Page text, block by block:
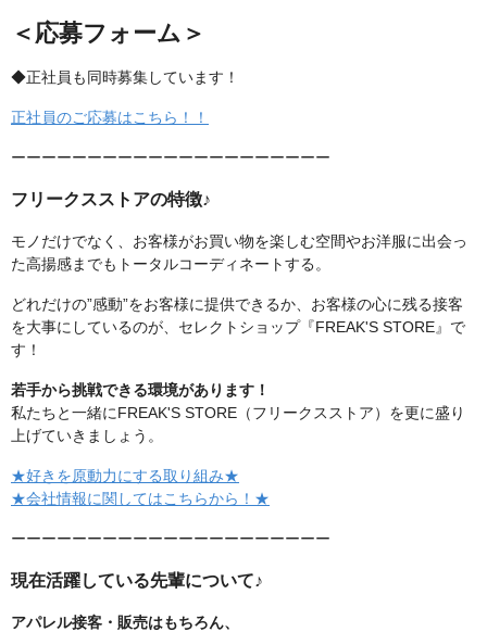
＜応募フォーム＞
◆正社員も同時募集しています！
正社員のご応募はこちら！！
ーーーーーーーーーーーーーーーーーーーーー
フリークスストアの特徴♪
モノだけでなく、お客様がお買い物を楽しむ空間やお洋服に出会っ
た高揚感までもトータルコーディネートする。
どれだけの”感動”をお客様に提供できるか、お客様の心に残る接客
を大事にしているのが、セレクトショップ『FREAK'S STORE』で
す！
若手から挑戦できる環境があります！
私たちと一緒にFREAK'S STORE（フリークスストア）を更に盛り
上げていきましょう。
★好きを原動力にする取り組み★
★会社情報に関してはこちらから！★
ーーーーーーーーーーーーーーーーーーーーー
現在活躍している先輩について♪
アパレル接客・販売はもちろん、